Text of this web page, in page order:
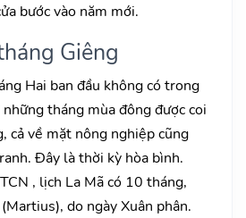
bước vào năm mới.
Giêng
Hai ban đầu không có trong
tháng mùa đông được coi
cả về mặt nông nghiệp cũng
Đây là thời kỳ hòa bình.
, lịch La Mã có 10 tháng,
do ngày Xuân phân.